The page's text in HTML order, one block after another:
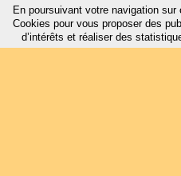
En poursuivant votre navigation
Cookies pour vous proposer des
d’intérêts et réaliser des